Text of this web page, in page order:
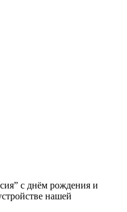
с днём рождения и
нашей